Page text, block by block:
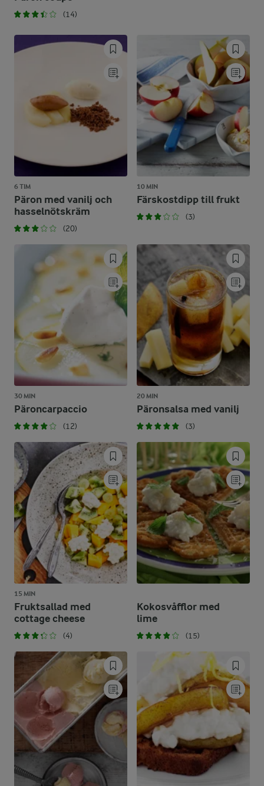
(14)
6 TIM
Päron med vanilj och
hasselnötskräm
(20)
10 MIN
Färskostdipp till frukt
(3)
30 MIN
Päroncarpaccio
(12)
20 MIN
Päronsalsa med vanilj
(3)
15 MIN
Fruktsallad med
cottage cheese
(4)
Kokosvåfflor med
lime
(15)